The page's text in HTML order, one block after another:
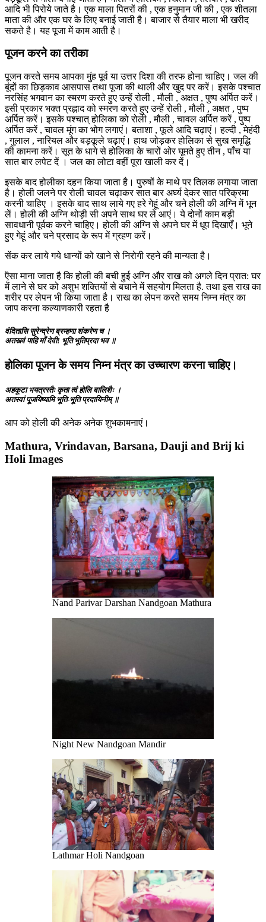
आदि भी पिरोये जाते है। एक माला पितरों की , एक हनुमान जी की , एक शीतला
माता की और एक घर के लिए बनाई जाती है। बाजार से तैयार माला भी खरीद
सकते है। यह पूजा में काम आती है।
पूजन करने का तरीका
पूजन करते समय आपका मुंह पूर्व या उत्तर दिशा की तरफ होना चाहिए। जल की
बूंदों का छिड़काव आसपास तथा पूजा की थाली और खुद पर करें। इसके पश्चात
नरसिंह भगवान का स्मरण करते हुए उन्हें रोली , मौली , अक्षत , पुष्प अर्पित करें।
इसी प्रकार भक्त प्रह्लाद को स्मरण करते हुए उन्हें रोली , मौली , अक्षत , पुष्प
अर्पित करें। इसके पश्चात् होलिका को रोली , मौली , चावल अर्पित करें , पुष्प
अर्पित करें , चावल मूंग का भोग लगाएं। बताशा , फूले आदि चढ़ाएं। हल्दी , मेहंदी
, गुलाल , नारियल और बड़कूले चढ़ाएं। हाथ जोड़कर होलिका से सुख समृद्धि
की कामना करें। सूत के धागे से होलिका के चारों ओर घूमते हुए तीन , पाँच या
सात बार लपेट दें । जल का लोटा वहीं पूरा खाली कर दें।
इसके बाद होलीका दहन किया जाता है। पुरुषों के माथे पर तिलक लगाया जाता
है। होली जलने पर रोली चावल चढ़ाकर सात बार अर्घ्य देकर सात परिक्रमा
करनी चाहिए । इसके बाद साथ लाये गए हरे गेहूं और चने होली की अग्नि में भून
लें। होली की अग्नि थोड़ी सी अपने साथ घर ले आएं। ये दोनों काम बड़ी
सावधानी पूर्वक करने चाहिए। होली की अग्नि से अपने घर में धूप दिखाएँ। भूने
हुए गेहूं और चने प्रसाद के रूप में ग्रहण करें।
सेंक कर लाये गये धान्यों को खाने से निरोगी रहने की मान्यता है।
ऎसा माना जाता है कि होली की बची हुई अग्नि और राख को अगले दिन प्रात: घर
में लाने से घर को अशुभ शक्तियों से बचाने में सहयोग मिलता है. तथा इस राख का
शरीर पर लेपन भी किया जाता है। राख का लेपन करते समय निम्न मंत्र का
जाप करना कल्याणकारी रहता है
वंदितासि सुरेन्द्रेण ब्रम्हणा शंकरेण च ।
अतस्त्वं पाहि माँ देवी! भूति भूतिप्रदा भव ॥
होलिका पूजन के समय निम्न मंत्र का उच्चारण करना चाहिए।
अहकूटा भयत्रस्तैः कृता त्वं होलि बालिशैः ।
अतस्वां पूजयिष्यामि भूति-भूति प्रदायिनीम्‌ ॥
आप को होली की अनेक अनेक शुभकामनाएं।
Mathura, Vrindavan, Barsana, Dauji and Brij ki
Holi Images
Nand Parivar Darshan Nandgoan Mathura
Night New Nandgoan Mandir
Lathmar Holi Nandgoan